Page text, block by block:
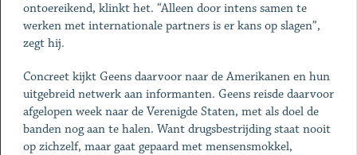
ontoereikend, klinkt het. “Alleen door intens samen te
werken met internationale partners is er kans op slagen”,
zegt hij.
Concreet kijkt Geens daarvoor naar de Amerikanen en hun
uitgebreid netwerk aan informanten. Geens reisde daarvoor
afgelopen week naar de Verenigde Staten, met als doel de
banden nog aan te halen. Want drugsbestrijding staat nooit
op zichzelf, maar gaat gepaard met mensensmokkel,